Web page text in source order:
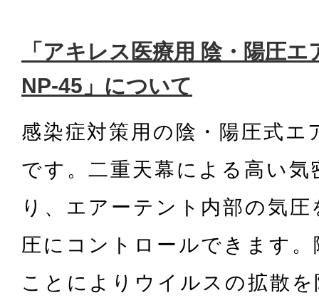
「アキレス医療用 陰・陽圧
NP-45」について
感染症対策用の陰・陽圧式エ
です。二重天幕による高い気
り、エアーテント内部の気圧
圧にコントロールできます
ことによりウイルスの拡散